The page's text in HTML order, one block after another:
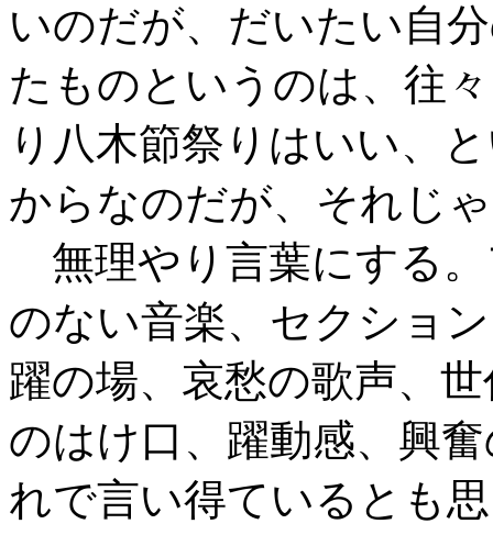
いのだが、だいたい自
たものというのは、往
り八木節祭りはいい、
からなのだが、それじ
無理やり言葉にする
のない音楽、セクショ
躍の場、哀愁の歌声、
のはけ口、躍動感、興
れで言い得ているとも